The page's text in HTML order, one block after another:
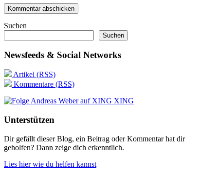
Suchen
Suchen
Newsfeeds & Social Networks
Artikel (RSS)
Kommentare (RSS)
XING
Unterstützen
Dir gefällt dieser Blog, ein Beitrag oder Kommentar hat dir
geholfen? Dann zeige dich erkenntlich.
Lies hier wie du helfen kannst